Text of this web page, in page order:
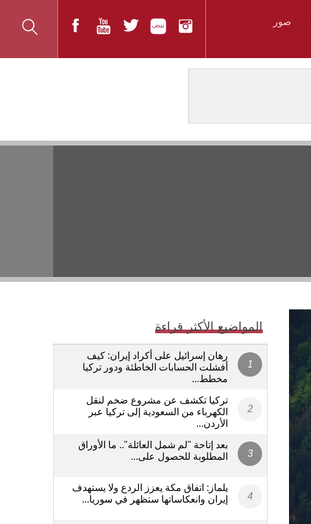
صور
المواضيع الأكثر قراءة
رهان إسرائيل على أكراد إيران: كيف
أفشلت الحسابات الخاطئة ودور تركيا
مخطط...
تركيا تكشف عن مشروع ضخم لنقل
الكهرباء من السعودية إلى تركيا عبر
الأردن...
بعد إتاحة "لم شمل العائلة".. ما الأوراق
المطلوبة للحصول على...
يلماز: اتفاق مكة يعزز الردع ولا يستهدف
إيران وانعكاساتها ستظهر في سوريا...